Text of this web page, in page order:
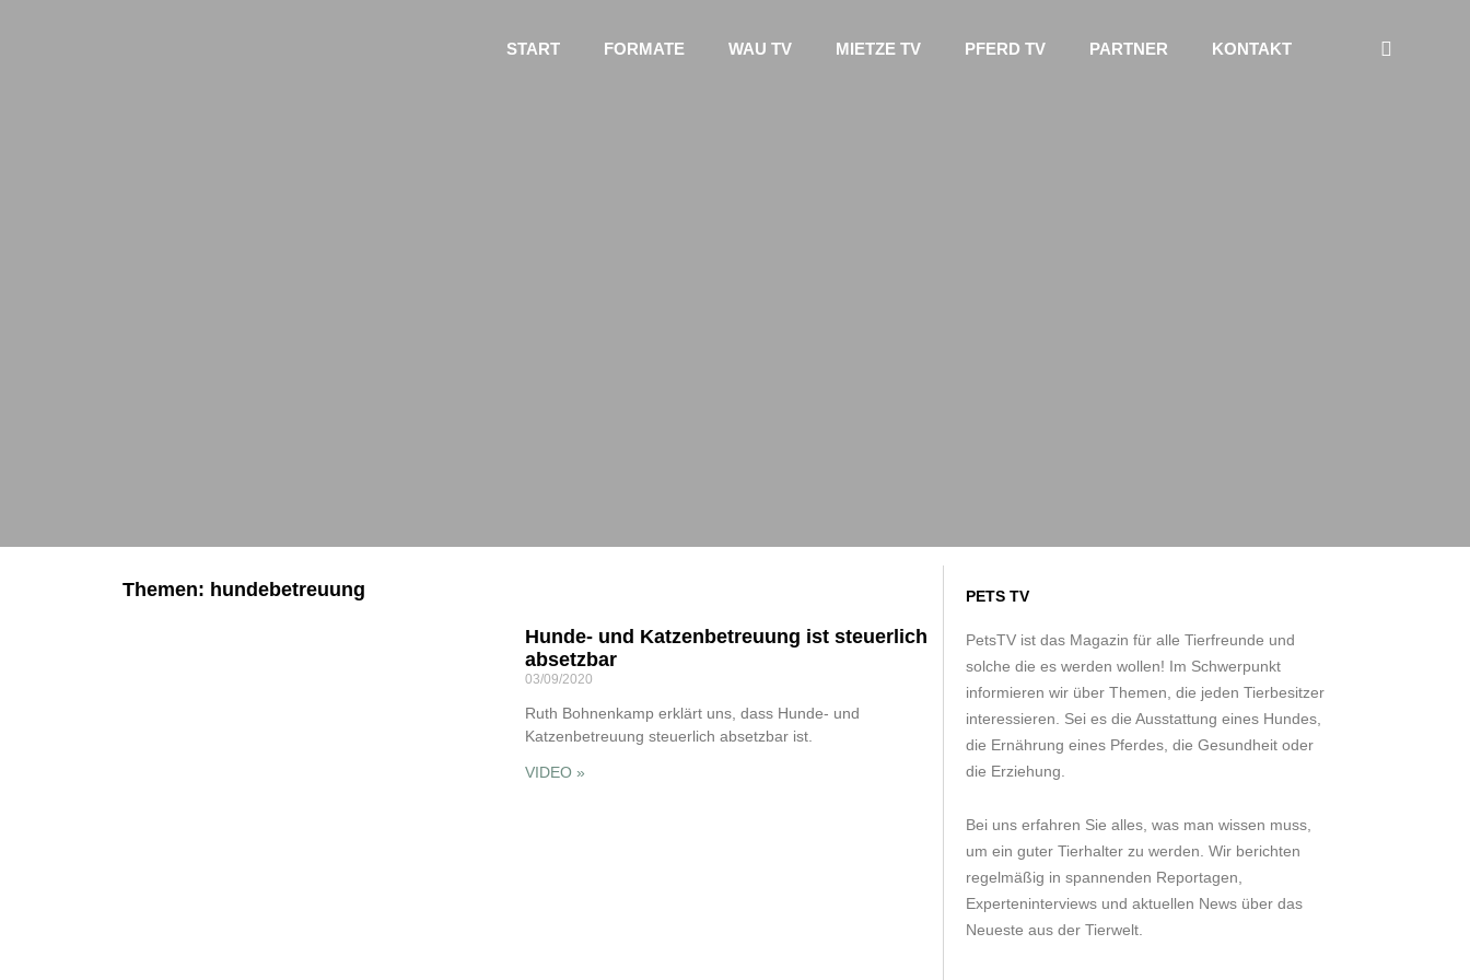
START FORMATE WAU TV MIETZE TV PFERD TV PARTNER KONTAKT
Themen: hundebetreuung
Hunde- und Katzenbetreuung ist steuerlich
absetzbar
03/09/2020
Ruth Bohnenkamp erklärt uns, dass Hunde- und
Katzenbetreuung steuerlich absetzbar ist.
VIDEO »
PETS TV
PetsTV ist das Magazin für alle Tierfreunde und
solche die es werden wollen! Im Schwerpunkt
informieren wir über Themen, die jeden Tierbesitzer
interessieren. Sei es die Ausstattung eines Hundes,
die Ernährung eines Pferdes, die Gesundheit oder
die Erziehung.
Bei uns erfahren Sie alles, was man wissen muss,
um ein guter Tierhalter zu werden. Wir berichten
regelmäßig in spannenden Reportagen,
Experteninterviews und aktuellen News über das
Neueste aus der Tierwelt.